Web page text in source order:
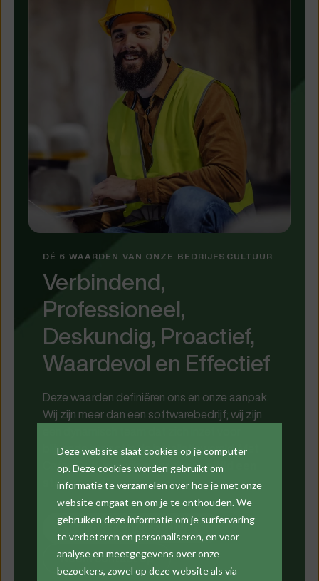
Deze website slaat cookies op je computer
op. Deze cookies worden gebruikt om
informatie te verzamelen over hoe je met onze
website omgaat en om je te onthouden. We
gebruiken deze informatie om je surfervaring
te verbeteren en personaliseren, en voor
analyse en meetgegevens over onze
bezoekers, zowel op deze website als via
DÉ 6 WAARDEN VAN ONZE BEDRIJFSCULTUUR
Verbindend,
Professioneel,
Deskundig, Proactief,
Waardevol en Effectief
Deze waarden definiëren ons en onze aanpak.
Wij zijn meer dan een softwarebedrijf; wij zijn
blijvende impact in de installatiewereld. Met
Cafca Software zijngebruikers altijd een
stap vooruit.
Meer over Cafca Software
Neem contact op